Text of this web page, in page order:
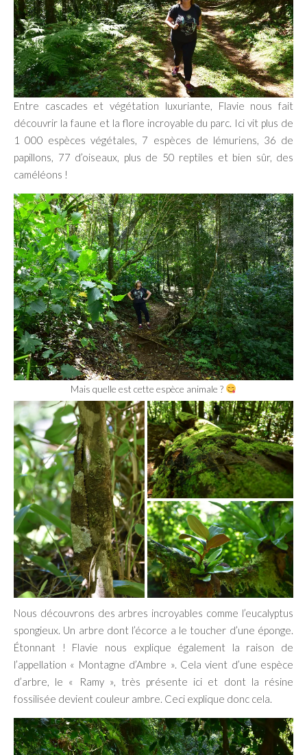
Entre cascades et végétation luxuriante, Flavie nous fait
découvrir la faune et la flore incroyable du parc. Ici vit plus de
1 000 espèces végétales, 7 espèces de lémuriens, 36 de
papillons, 77 d’oiseaux, plus de 50 reptiles et bien sûr, des
caméléons !
Mais quelle est cette espèce animale ?
Nous découvrons des arbres incroyables comme l’eucalyptus
spongieux. Un arbre dont l’écorce a le toucher d’une éponge.
Étonnant ! Flavie nous explique également la raison de
l’appellation « Montagne d’Ambre ». Cela vient d’une espèce
d’arbre, le « Ramy », très présente ici et dont la résine
fossilisée devient couleur ambre. Ceci explique donc cela.